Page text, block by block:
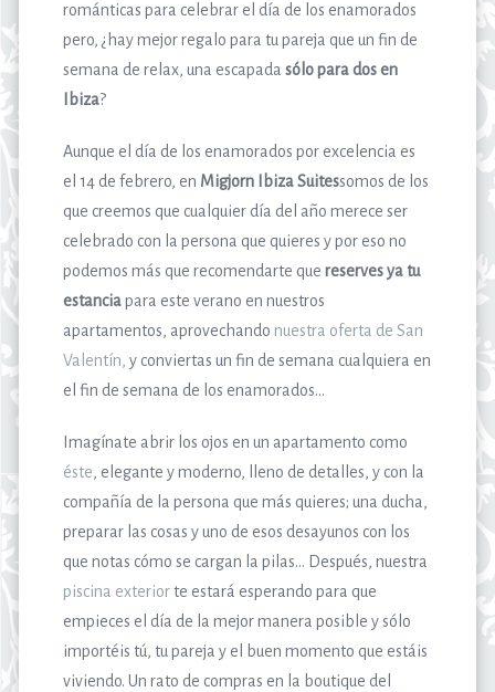
románticas para celebrar el día de los enamorados
pero, ¿hay mejor regalo para tu pareja que un fin de
semana de relax, una escapadasólo para dos en
Ibiza?
Aunque el día de los enamorados por excelencia es
el 14 de febrero, en Migjorn Ibiza Suitessomos de los
que creemos que cualquier día del año merece ser
celebrado con la persona que quieres y por eso no
podemos más que recomendarte quereserves ya tu
estanciapara este verano en nuestros
apartamentos, aprovechando nuestra oferta de San
Valentín, y conviertas un fin de semana cualquiera en
el fin de semana de los enamorados…
Imagínate abrir los ojos en un apartamento como
éste, elegante y moderno, lleno de detalles, y con la
compañía de la persona que más quieres; una ducha,
preparar las cosas y uno de esos desayunos con los
que notas cómo se cargan la pilas… Después, nuestra
piscina exteriorte estará esperando para que
empieces el día de la mejor manera posible y sólo
importéis tú, tu pareja y el buen momento que estáis
viviendo. Un rato de compras en la boutique del